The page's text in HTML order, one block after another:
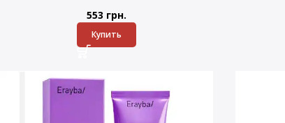
553 грн.
Купить